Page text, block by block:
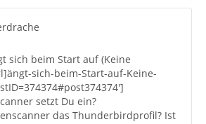
sich beim Start auf (Keine
sich-beim-Start-auf-Keine-
setzt Du ein?
das Thunderbirdprofil? Ist